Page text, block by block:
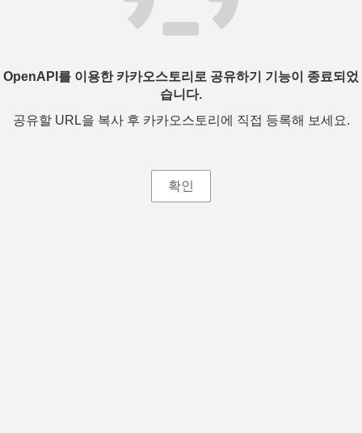
OpenAPI를 이용한 카카오스토리로 공유하기 기능이 종료되었
습니다.
공유할 URL을 복사 후 카카오스토리에 직접 등록해 보세요.
확인